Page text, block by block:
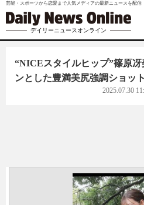
芸能・スポーツから恋愛まで人気メディアの最新ニュースを配信
デイリーニュースオンライン
“NICEスタイルヒップ”篠原
ンとした豊満美尻強調ショッ
2025.07.30